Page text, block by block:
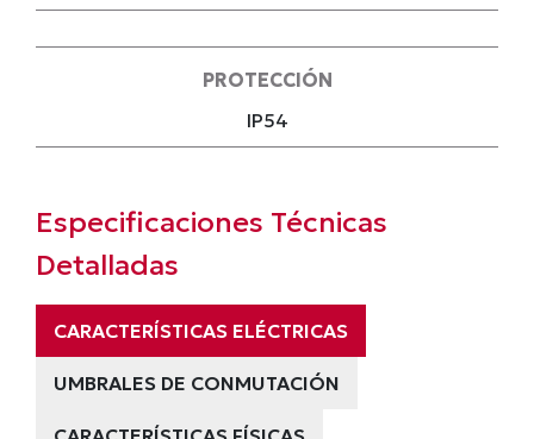
PROTECCIÓN
IP54
Especificaciones Técnicas
Detalladas
CARACTERÍSTICAS ELÉCTRICAS
UMBRALES DE CONMUTACIÓN